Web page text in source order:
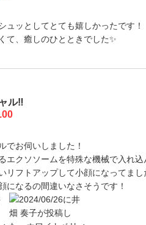
ュッとしてとても嬉しかったです！
て、癒しのひとときでした✨
ル‼︎
でお伺いしました！
エクソソームを特殊な機械で入れ
リフトアップして小顔になってまし
になるの間違いなさそうです！